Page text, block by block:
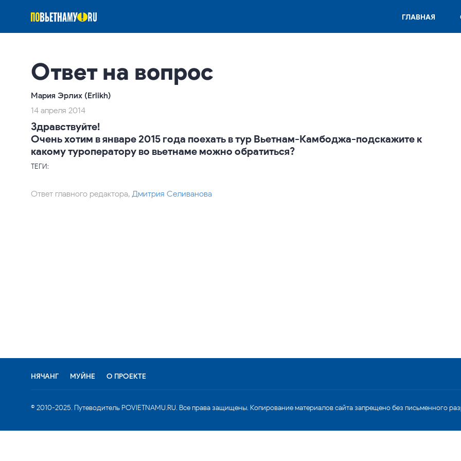
ГЛАВНАЯ
Ответ на вопрос
Мария Эрлих (Erlikh)
14 апреля 2014
Здравствуйте!
Очень хотим в январе 2015 года поехать в тур Вьетнам-Камбоджа-подскажите к
какому туроператору во вьетнаме можно обратиться?
ТЕГИ:
Ответ главного редактора, Дмитрия Селиванова
НЯЧАНГ МУЙНЕ О ПРОЕКТЕ
© 2010-2025. Путеводитель POVIETNAMU.RU. Все права защищены. Копирование материалов сайта запрещено без письменного